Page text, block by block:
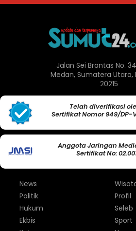
Jalan Sei Brantas No.
Medan, Sumatera Utara,
20215
Telah diverifikasi
Sertifikat Nomor 949/DP-
Anggota Jaringan
Sertifikat No:
News
Politik
Hukum
Ekbis
Profil
Seleb
Sport